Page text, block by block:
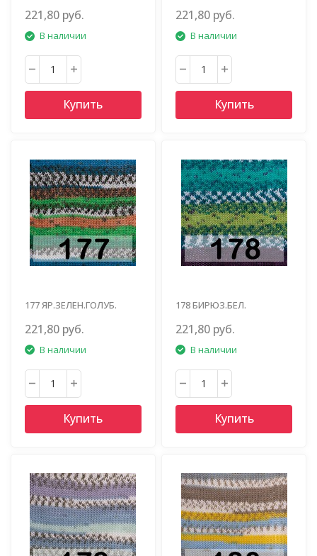
221,80 руб.
В наличии
Купить
221,80 руб.
В наличии
Купить
177 ЯР.ЗЕЛЕН.ГОЛУБ.
221,80 руб.
В наличии
Купить
178 БИРЮЗ.БЕЛ.
221,80 руб.
В наличии
Купить